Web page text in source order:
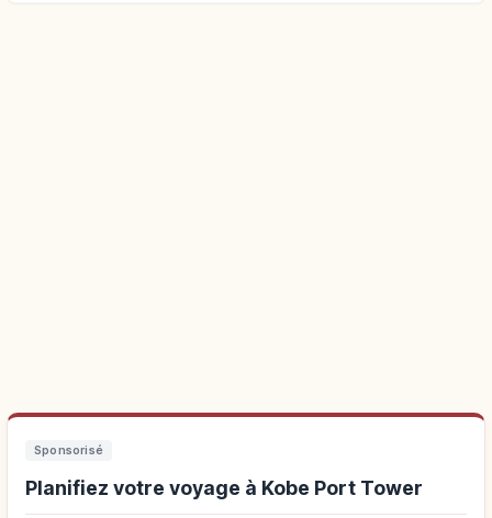
Sponsorisé
Planifiez votre voyage à Kobe Port Tower